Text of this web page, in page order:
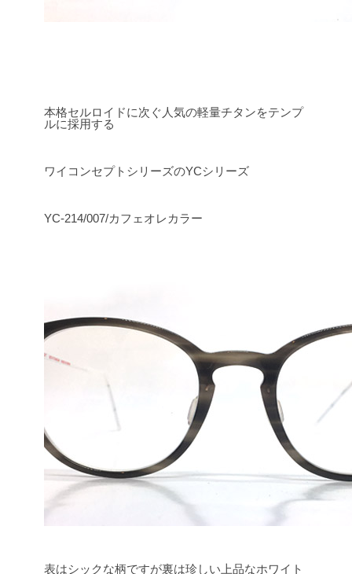
本格セルロイドに次ぐ人気の軽量チタンをテンプ
ルに採用する
ワイコンセプトシリーズのYCシリーズ
YC-214/007/カフェオレカラー
表はシックな柄ですが裏は珍しい上品なホワイト